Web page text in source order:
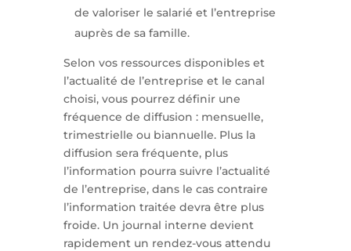
de valoriser le salarié et l’entreprise
auprès de sa famille.
Selon vos ressources disponibles et
l’actualité de l’entreprise et le canal
choisi, vous pourrez définir une
fréquence de diffusion : mensuelle,
trimestrielle ou biannuelle. Plus la
diffusion sera fréquente, plus
l’information pourra suivre l’actualité
de l’entreprise, dans le cas contraire
l’information traitée devra être plus
froide. Un journal interne devient
rapidement un rendez-vous attendu